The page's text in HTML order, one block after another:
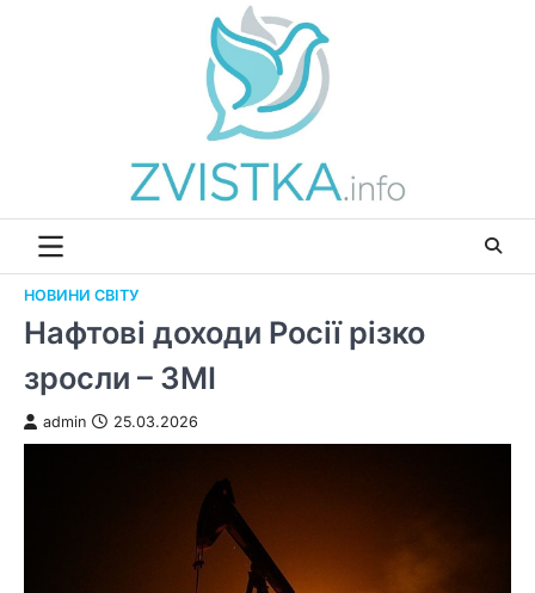
НОВИНИ СВІТУ
Нафтові доходи Росії різко
зросли – ЗМІ
admin 25.03.2026